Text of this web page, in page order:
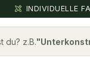
INDIVIDUELLE
du? z.B.